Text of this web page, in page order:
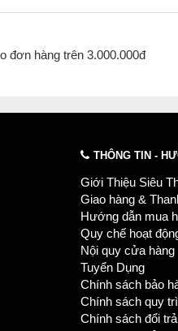
đơn hàng trên 3.000.000đ
THÔNG TIN -
Giới Thiệu Siêu
Giao hàng &
Hướng dẫn mua
Quy chế hoạt
Nội quy cửa hàng
Tuyển Dụng
Chính sách bảo
Chính sách quy
Chính sách đổi trả